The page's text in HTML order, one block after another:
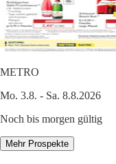
METRO
Mo. 3.8. - Sa. 8.8.2026
Noch bis morgen gültig
Mehr Prospekte